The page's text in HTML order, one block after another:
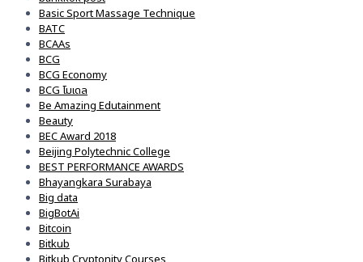
Basic Sport Massage Technique
BATC
BCAAs
BCG
BCG Economy
BCG โมเดล
Be Amazing Edutainment
Beauty
BEC Award 2018
Beijing Polytechnic College
BEST PERFORMANCE AWARDS
Bhayangkara Surabaya
Big data
BigBotAi
Bitcoin
Bitkub